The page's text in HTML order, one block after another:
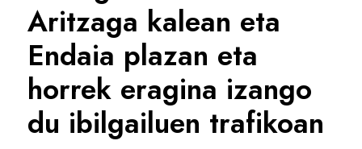
Aritzaga kalean eta
Endaia plazan eta
horrek eragina izango
du ibilgailuen trafikoan